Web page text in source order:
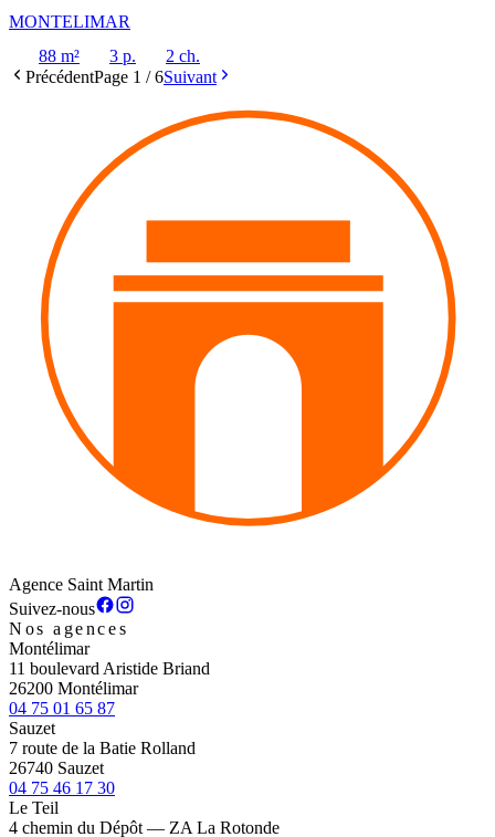
MONTELIMAR
88 m²
3 p.
2 ch.
PrécédentPage 1 /6Suivant
Agence Saint Martin
Suivez-nous
Nos agences
Montélimar
11 boulevard Aristide Briand
26200 Montélimar
04 75 01 65 87
Sauzet
7 route de la Batie Rolland
26740 Sauzet
04 75 46 17 30
Le Teil
4 chemin du Dépôt — ZA La Rotonde